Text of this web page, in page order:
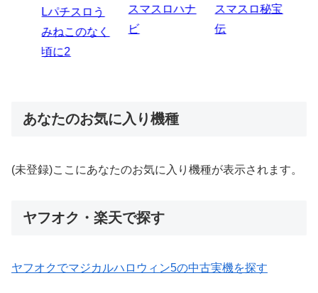
スマスロハナ
ビ
スマスロ秘宝
伝
Lパチスロ 炎
炎ノ消防隊2
あなたのお気に入り機種
(未登録)ここにあなたのお気に入り機種が表示されます。
ヤフオク・楽天で探す
ヤフオクでマジカルハロウィン5の中古実機を探す